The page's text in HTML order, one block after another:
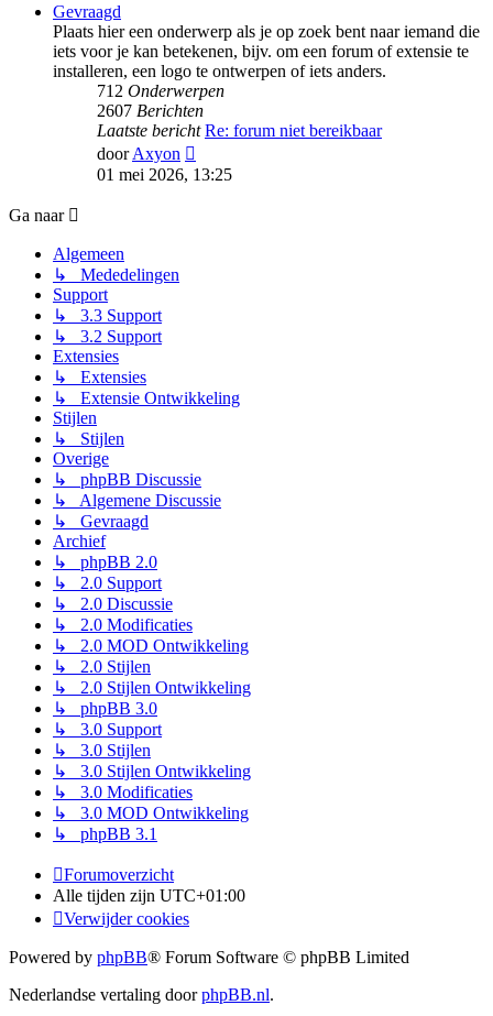
Gevraagd
Plaats hier een onderwerp als je op zoek bent naar iemand die
iets voor je kan betekenen, bijv. om een forum of extensie te
installeren, een logo te ontwerpen of iets anders.
712 Onderwerpen
2607 Berichten
Laatste bericht Re: forum niet bereikbaar
doorAxyon
laatste
01 mei 2026, 13:25
Ga naar
Algemeen
↳ Mededelingen
Support
↳ 3.3 Support
↳ 3.2 Support
Extensies
↳ Extensies
↳ Extensie Ontwikkeling
Stijlen
↳ Stijlen
Overige
↳ phpBB Discussie
↳ Algemene Discussie
↳ Gevraagd
Archief
↳ phpBB 2.0
↳ 2.0 Support
↳ 2.0 Discussie
↳ 2.0 Modificaties
↳ 2.0 MOD Ontwikkeling
↳ 2.0 Stijlen
↳ 2.0 Stijlen Ontwikkeling
↳ phpBB 3.0
↳ 3.0 Support
↳ 3.0 Stijlen
↳ 3.0 Stijlen Ontwikkeling
↳ 3.0 Modificaties
↳ 3.0 MOD Ontwikkeling
↳ phpBB 3.1
Forumoverzicht
Alle tijden zijn UTC+01:00
Verwijder cookies
Powered by phpBB® Forum Software © phpBB Limited
Nederlandse vertaling doorphpBB.nl.